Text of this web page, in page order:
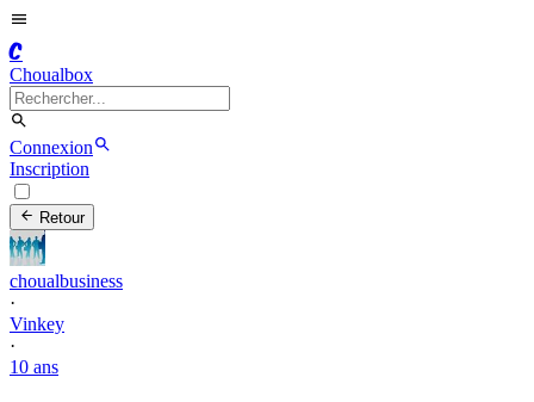
C
Choualbox
Connexion
Inscription
Retour
choualbusiness
·
Vinkey
·
10 ans